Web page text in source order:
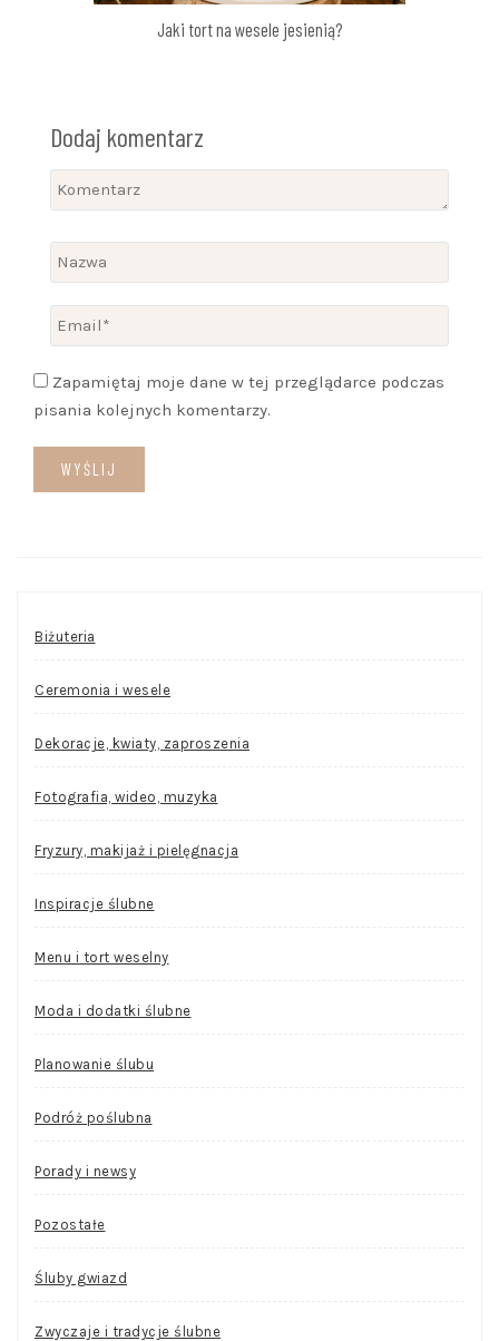
Jaki tort na wesele jesienią?
Dodaj komentarz
Zapamiętaj moje dane w tej przeglądarce podczas
pisania kolejnych komentarzy.
Biżuteria
Ceremonia i wesele
Dekoracje, kwiaty, zaproszenia
Fotografia, wideo, muzyka
Fryzury, makijaż i pielęgnacja
Inspiracje ślubne
Menu i tort weselny
Moda i dodatki ślubne
Planowanie ślubu
Podróż poślubna
Porady i newsy
Pozostałe
Śluby gwiazd
Zwyczaje i tradycje ślubne